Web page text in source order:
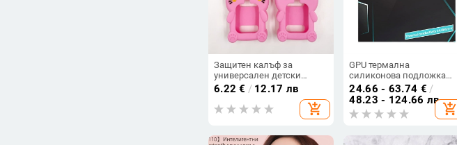
Защитен калъф за
универсален детски
смарт часовник с
силиконова висулка за
врата (материал: силикон;
модел: универсален;
6.22 € / 12.17 лв
add_shopping_cart
GPU термална
силиконова подложка
TEUCER/Zero Family –
силикон, висока
огнеустойчивост,
персонализирана
частна марка
24.66 - 63.74 € /
48.23 - 124.66 лв
add_shopping_cart